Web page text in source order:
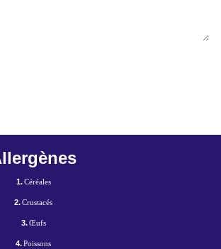
1.Céréales
2.Crustacés
3.Œufs
4.Poissons